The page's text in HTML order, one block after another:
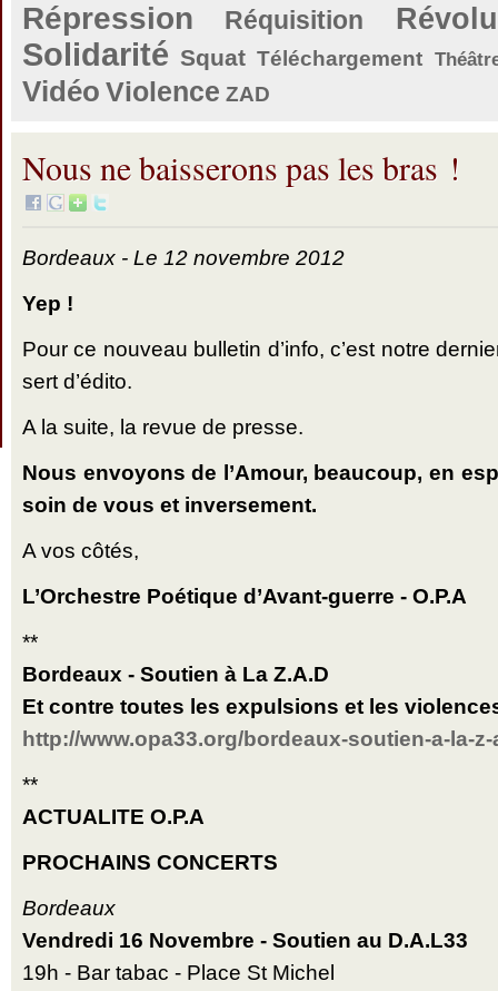
Répression Réquisition
Solidarité Squat Téléchargement
Vidéo Violence ZAD
Nous ne baisserons pas les bras !
Bordeaux - Le 12 novembre 2012
Yep !
Pour ce nouveau bulletin d’info, c’est notre
sert d’édito.
A la suite, la revue de presse.
Nous envoyons de l’Amour, beaucoup, en
soin de vous et inversement.
A vos côtés,
L’Orchestre Poétique d’Avant-guerre - O.P.A
**
Bordeaux - Soutien à La Z.A.D
Et contre toutes les expulsions et les
http://www.opa33.org/bordeaux-soutien-a-la-
**
ACTUALITE O.P.A
PROCHAINS CONCERTS
Bordeaux
Vendredi 16 Novembre - Soutien au D.A.L33
19h - Bar tabac - Place St Michel